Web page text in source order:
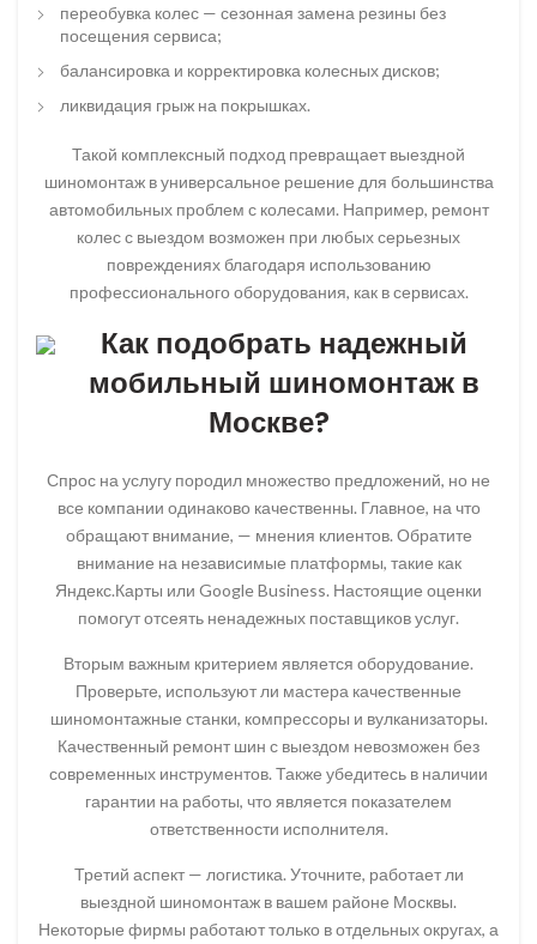
переобувка колес — сезонная замена резины без
посещения сервиса;
балансировка и корректировка колесных дисков;
ликвидация грыж на покрышках.
Такой комплексный подход превращает выездной
шиномонтаж в универсальное решение для большинства
автомобильных проблем с колесами. Например, ремонт
колес с выездом возможен при любых серьезных
повреждениях благодаря использованию
профессионального оборудования, как в сервисах.
Как подобрать надежный
мобильный шиномонтаж в
Москве?
Спрос на услугу породил множество предложений, но не
все компании одинаково качественны. Главное, на что
обращают внимание, — мнения клиентов. Обратите
внимание на независимые платформы, такие как
Яндекс.Карты или Google Business. Настоящие оценки
помогут отсеять ненадежных поставщиков услуг.
Вторым важным критерием является оборудование.
Проверьте, используют ли мастера качественные
шиномонтажные станки, компрессоры и вулканизаторы.
Качественный ремонт шин с выездом невозможен без
современных инструментов. Также убедитесь в наличии
гарантии на работы, что является показателем
ответственности исполнителя.
Третий аспект — логистика. Уточните, работает ли
выездной шиномонтаж в вашем районе Москвы.
Некоторые фирмы работают только в отдельных округах, а